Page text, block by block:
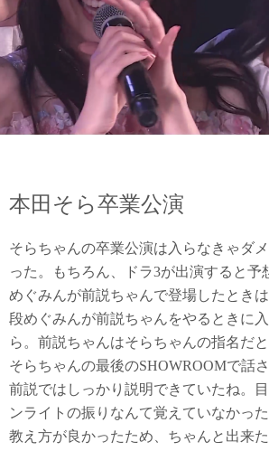
本田そら卒業公演
そらちゃんの卒業公演は入らなきゃダ
った。もちろん、ドラ3が出演すると予
めぐみんが前説ちゃんで登場したとき
段めぐみんが前説ちゃんをやるときに
ら。前説ちゃんはそらちゃんの指名だ
そらちゃんの最後のSHOWROOMで話さ
前説ではしっかり説明できていたね。
ンライトの振りなんて覚えていなかっ
教え方が良かったため、ちゃんと出来た